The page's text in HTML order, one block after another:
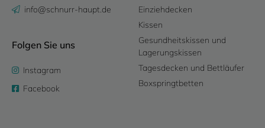
info@schnurr-haupt.de
Folgen Sie uns
Instagram
Facebook
Einziehdecken
Kissen
Gesundheitskissen und
Lagerungskissen
Tagesdecken und Bettläufer
Boxspringtbetten